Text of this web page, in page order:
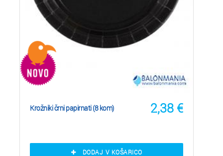
2,38 €
Krožniki črni papirnati (8 kom)
DODAJ V KOŠARICO